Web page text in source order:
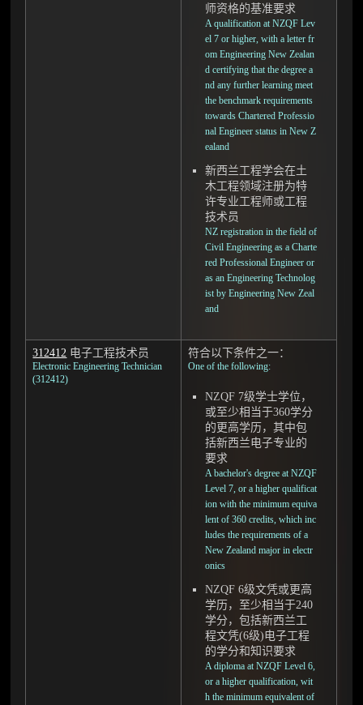
师资格的基准要求
A qualification at NZQF Lev
el 7 or higher, with a letter fr
om Engineering New Zealan
d certifying that the degree a
nd any further learning meet
the benchmark requirements
towards Chartered Professio
nal Engineer status in New Z
ealand
新西兰工程学会在土
木工程领域注册为特
许专业工程师或工程
技术员
NZ registration in the field of
Civil Engineering as a Charte
red Professional Engineer or
as an Engineering Technolog
ist by Engineering New Zeal
and
312412 电子工程技术员
Electronic Engineering Technician
(312412)
符合以下条件之一：
One of the following:
NZQF 7级学士学位，
或至少相当于360学分
的更高学历，其中包
括新西兰电子专业的
要求
A bachelor's degree at NZQF
Level 7, or a higher qualificat
ion with the minimum equiva
lent of 360 credits, which inc
ludes the requirements of a
New Zealand major in electr
onics
NZQF 6级文凭或更高
学历，至少相当于240
学分，包括新西兰工
程文凭(6级)电子工程
的学分和知识要求
A diploma at NZQF Level 6,
or a higher qualification, wit
h the minimum equivalent of